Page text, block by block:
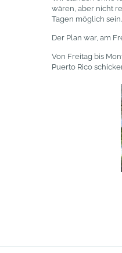
wären, aber nicht
Tagen möglich sein.
Der Plan war, am
Von Freitag bis
Puerto Rico